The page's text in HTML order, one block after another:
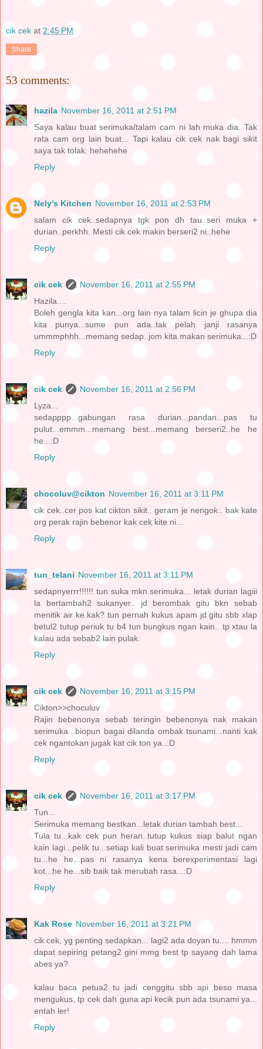
cik cek at 2:45 PM
Share
53 comments:
hazila November 16, 2011 at 2:51 PM
Saya kalau buat serimuka/talam cam ni lah muka dia. Tak
rata cam org lain buat... Tapi kalau cik cek nak bagi sikit
saya tak tolak. hehehehe
Reply
Nely's Kitchen November 16, 2011 at 2:53 PM
salam cik cek..sedapnya tgk pon dh tau..seri muka +
durian..perkhh. Mesti cik cek makin berseri2 ni..hehe
Reply
cik cek
November 16, 2011 at 2:55 PM
Hazila....
Boleh gengla kita kan...org lain nya talam licin je ghupa dia
kita punya...sume pun ada..tak pelah janji rasanya
ummmphhh...memang sedap..jom kita makan serimuka...:D
Reply
cik cek
November 16, 2011 at 2:56 PM
Lyza...
sedapppp...gabungan rasa durian...pandan...pas tu
pulut...emmm...memang best...memang berseri2..he he
he...:D
Reply
chocoluv@cikton November 16, 2011 at 3:11 PM
cik cek..cer pos kat cikton sikit.. geram je nengok.. bak kate
org perak rajin bebenor kak cek kite ni...
Reply
tun_telani November 16, 2011 at 3:11 PM
sedapnyerrr!!!!!! tun suka mkn serimuka... letak durian lagiii
la bertambah2 sukanyer.. jd berombak gitu bkn sebab
menitik air ke kak? tun pernah kukus apam jd gitu sbb xlap
betul2 tutup periuk tu b4 tun bungkus ngan kain.. tp xtau la
kalau ada sebab2 lain pulak.
Reply
cik cek
November 16, 2011 at 3:15 PM
Cikton>>choculuv
Rajin bebenonya sebab teringin bebenonya nak makan
serimuka...biopun bagai dilanda ombak tsunami...nanti kak
cek ngantokan jugak kat cik ton ya..:D
Reply
cik cek
November 16, 2011 at 3:17 PM
Tun...
Serimuka memang bestkan...letak durian tambah best...
Tula tu...kak cek pun heran..tutup kukus siap balut ngan
kain lagi...pelik tu...setiap kali buat serimuka mesti jadi cam
tu...he he...pas ni rasanya kena berexperimentasi lagi
kot...he he...sib baik tak merubah rasa...:D
Reply
Kak Rose November 16, 2011 at 3:21 PM
cik cek, yg penting sedapkan... lagi2 ada doyan tu.... hmmm
dapat sepiring petang2 gini mmg best tp sayang dah lama
abes ya?
kalau baca petua2 tu jadi cenggitu sbb api beso masa
mengukus, tp cek dah guna api kecik pun ada tsunami ya...
entah ler!
Reply